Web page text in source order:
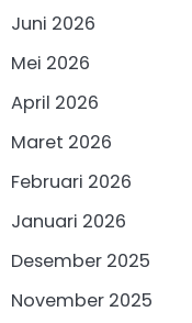
Juni 2026
Mei 2026
April 2026
Maret 2026
Februari 2026
Januari 2026
Desember 2025
November 2025